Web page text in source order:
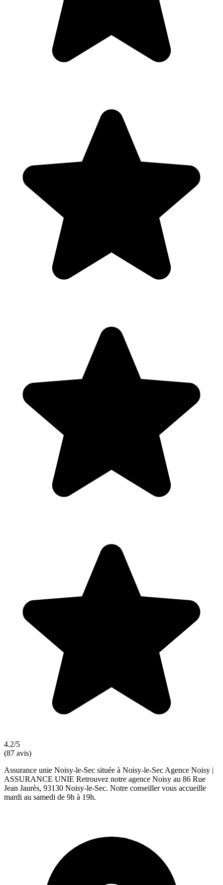
4.2/5
(87 avis)
Assurance unie Noisy-le-Sec située à Noisy-le-Sec Agence Noisy |
ASSURANCE UNIE Retrouvez notre agence Noisy au 86 Rue
Jean Jaurès, 93130 Noisy-le-Sec. Notre conseiller vous accueille
mardi au samedi de 9h à 19h.